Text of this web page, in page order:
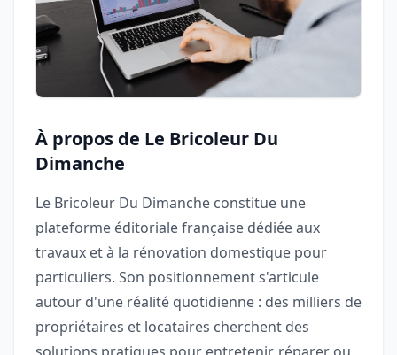
À propos de Le Bricoleur Du
Dimanche
Le Bricoleur Du Dimanche constitue une
plateforme éditoriale française dédiée aux
travaux et à la rénovation domestique pour
particuliers. Son positionnement s'articule
autour d'une réalité quotidienne : des milliers de
propriétaires et locataires cherchent des